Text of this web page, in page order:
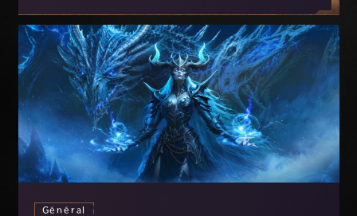
on your feedback.
Général